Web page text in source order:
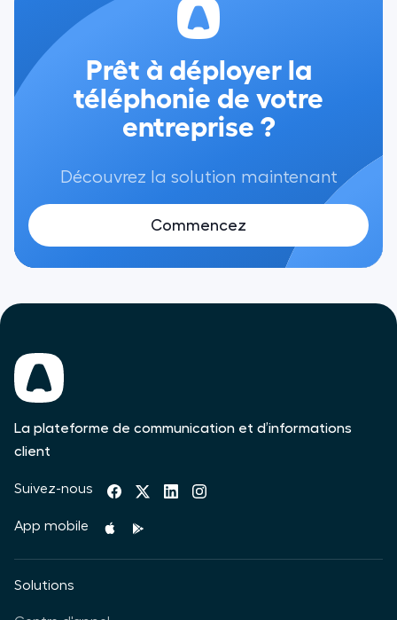
Prêt à déployer la
téléphonie de votre
entreprise ?
Découvrez la solution maintenant
Commencez
La plateforme de communication et d’informations
client
Suivez-nous
App mobile
Solutions